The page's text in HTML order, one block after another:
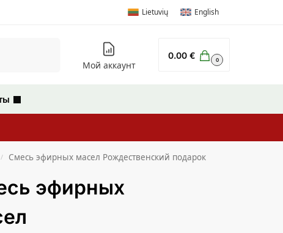
Lietuvių English
Мой аккаунт
0.00 € 0
/ Cмесь эфирных масел Рождественский подарок
эфирных